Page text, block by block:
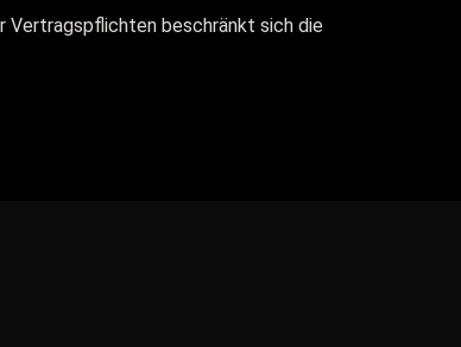
Vertragspflichten beschränkt sich die